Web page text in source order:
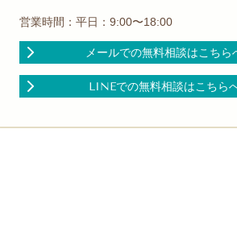
営業時間：平日：9:00〜18:00
メールでの無料相談はこちら
LINEでの無料相談はこちら